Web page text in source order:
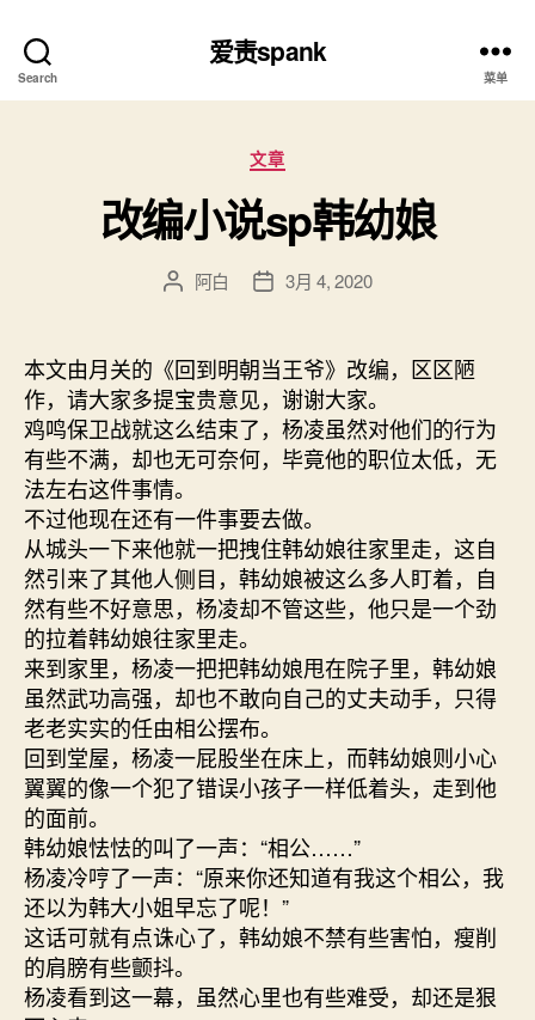
Search
爱责spank
菜单
分
类
文章
改编小说sp韩幼娘
文
者
阿白
发
期
3月 4, 2020
本文由月关的《回到明朝当王爷》改编，区区陋
作，请大家多提宝贵意见，谢谢大家。
鸡鸣保卫战就这么结束了，杨凌虽然对他们的行为
有些不满，却也无可奈何，毕竟他的职位太低，无
法左右这件事情。
不过他现在还有一件事要去做。
从城头一下来他就一把拽住韩幼娘往家里走，这自
然引来了其他人侧目，韩幼娘被这么多人盯着，自
然有些不好意思，杨凌却不管这些，他只是一个劲
的拉着韩幼娘往家里走。
来到家里，杨凌一把把韩幼娘甩在院子里，韩幼娘
虽然武功高强，却也不敢向自己的丈夫动手，只得
老老实实的任由相公摆布。
回到堂屋，杨凌一屁股坐在床上，而韩幼娘则小心
翼翼的像一个犯了错误小孩子一样低着头，走到他
的面前。
韩幼娘怯怯的叫了一声：“相公……”
杨凌冷哼了一声：“原来你还知道有我这个相公，我
还以为韩大小姐早忘了呢！”
这话可就有点诛心了，韩幼娘不禁有些害怕，瘦削
的肩膀有些颤抖。
杨凌看到这一幕，虽然心里也有些难受，却还是狠